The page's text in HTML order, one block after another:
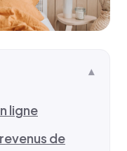
ligne
de